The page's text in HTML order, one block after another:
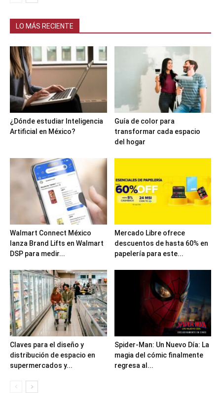
LO MÁS RECIENTE
¿Dónde estudiar Inteligencia
Artificial en México?
Guía de color para
transformar cada espacio
del hogar
Walmart Connect México
lanza Brand Lifts en Walmart
DSP para medir...
Mercado Libre ofrece
descuentos de hasta 60% en
papelería para este...
Claves para el diseño y
distribución de espacio en
supermercados y...
Spider-Man: Un Nuevo Día: La
magia del cómic finalmente
regresa al...